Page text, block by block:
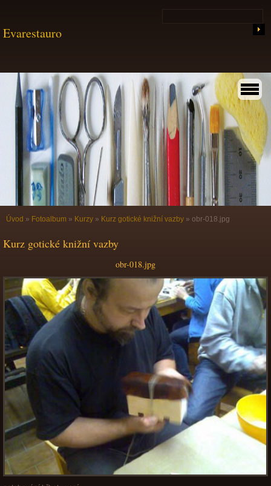
Evarestauro
Úvod » Fotoalbum » Kurzy » Kurz gotické knižní vazby » obr-018.jpg
Kurz gotické knižní vazby
obr-018.jpg